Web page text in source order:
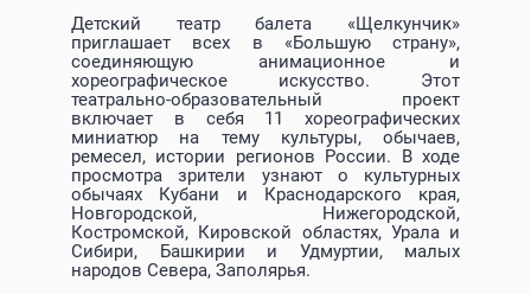
Детский театр балета «Щелкунчик»
приглашает всех в «Большую страну»,
соединяющую анимационное и
хореографическое искусство. Этот
театрально-образовательный проект
включает в себя 11 хореографических
миниатюр на тему культуры, обычаев,
ремесел, истории регионов России. В ходе
просмотра зрители узнают о культурных
обычаях Кубани и Краснодарского края,
Новгородской, Нижегородской,
Костромской, Кировской областях, Урала и
Сибири, Башкирии и Удмуртии, малых
народов Севера, Заполярья.